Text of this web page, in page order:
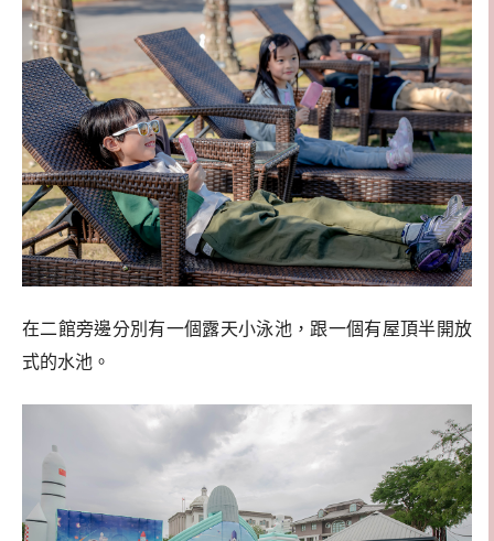
在二館旁邊分別有一個露天小泳池，跟一個有屋頂半開放
式的水池。